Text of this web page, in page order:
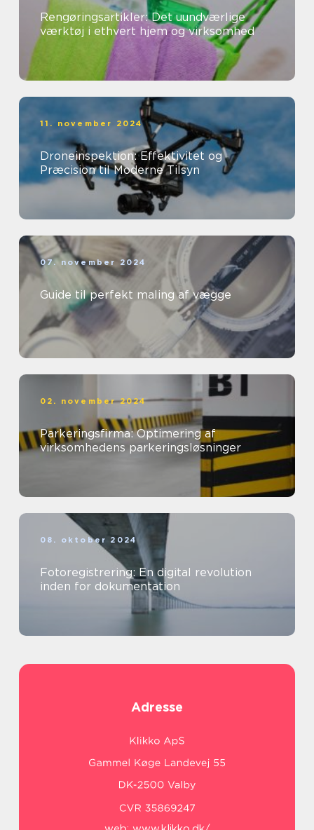
Rengøringsartikler: Det uundværlige
værktøj i ethvert hjem og virksomhed
11. november 2024
Droneinspektion: Effektivitet og
Præcision til Moderne Tilsyn
07. november 2024
Guide til perfekt maling af vægge
02. november 2024
Parkeringsfirma: Optimering af
virksomhedens parkeringsløsninger
08. oktober 2024
Fotoregistrering: En digital revolution
inden for dokumentation
Adresse